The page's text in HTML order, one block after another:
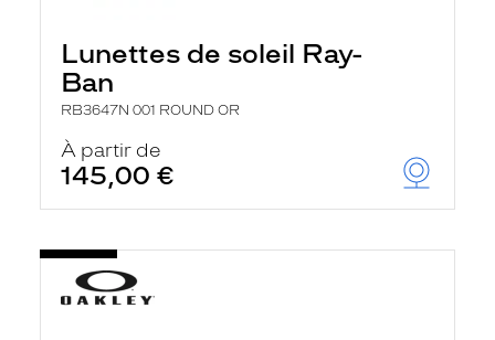
Lunettes de soleil Ray-
Ban
RB3647N 001 ROUND OR
À partir de
145,00 €